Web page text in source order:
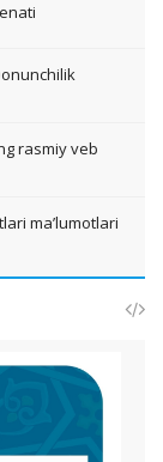
rasmiy veb
ma’lumotlari